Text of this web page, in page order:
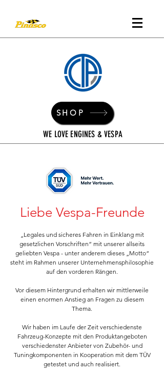
SHOP
WE LOVE ENGINES & VESPA
Liebe Vespa-Freunde
„Legales und sicheres Fahren in Einklang mit
gesetzlichen Vorschriften“ mit unserer allseits
geliebten Vespa - unter anderem dieses „Motto“
steht im Rahmen unserer Unternehmensphilosophie
auf den vorderen Rängen.
Vor diesem Hintergrund erhalten wir mittlerweile
einen enormen Anstieg an Fragen zu diesem
Thema.
Wir haben im Laufe der Zeit verschiedenste
Fahrzeug-Konzepte mit den Produktangeboten
verschiedenster Anbieter von Zubehör- und
Tuningkomponenten in Kooperation mit dem TÜV
getestet und auch realisiert.